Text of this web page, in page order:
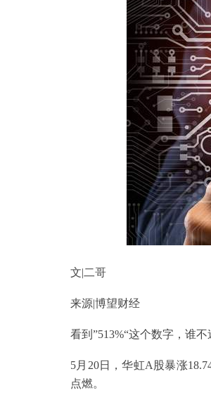
文|二哥
来源|博望财经
看到”513%“这个数字，谁不
5月20日，华虹A股暴涨
点燃。